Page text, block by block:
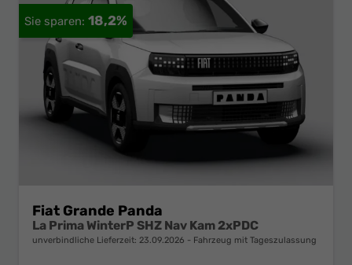
18,2%
Fiat Grande Panda
La Prima WinterP SHZ Nav Kam 2xPDC
unverbindliche Lieferzeit: 23.09.2026 Fahrzeug mit Tageszulassung